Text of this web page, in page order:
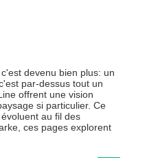
devenu bien plus: un
par-dessus tout un
offrent une vision
si particulier. Ce
au fil des
ces pages explorent